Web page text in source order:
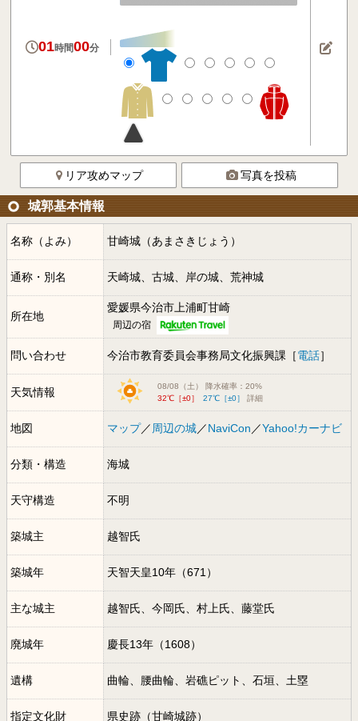
01時間00分
リア攻めマップ 写真を投稿
城郭基本情報
名称（よみ） 甘崎城（あまさきじょう）
通称・別名 天崎城、古城、岸の城、荒神城
所在地
愛媛県今治市上浦町甘崎
周辺の宿
問い合わせ 今治市教育委員会事務局文化振興課［電話］
天気情報
08/08（土） 降水確率：20%
32℃［±0］
27℃［±0］ 詳細
地図 マップ／ 周辺の城／NaviCon ／Yahoo!カーナビ
分類・構造 海城
天守構造 不明
築城主 越智氏
築城年 天智天皇10年（671）
主な城主 越智氏、今岡氏、村上氏、藤堂氏
廃城年 慶長13年（1608）
遺構 曲輪、腰曲輪、岩礁ピット、石垣、土塁
指定文化財 県史跡（甘崎城跡）